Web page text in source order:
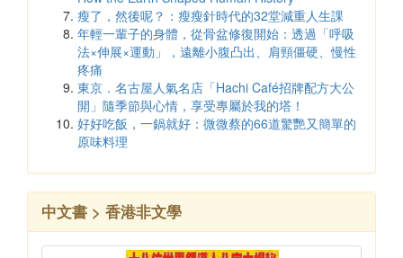
瘦了，然後呢？：瘦瘦針時代的32堂減重人生課
年輕一輩子的身體，從骨盆修復開始：透過「呼吸
法×伸展×運動」，遠離小腹凸出、肩頸僵硬、慢性
疼痛
東京．名古屋人氣名店「Hachi Café招牌配方大公
開」隨季節與心情，享受專屬於我的塔！
好好吃飯，一鍋就好：微微蔡的66道驚艷又簡單的
原味料理
中文書 > 香港非文學